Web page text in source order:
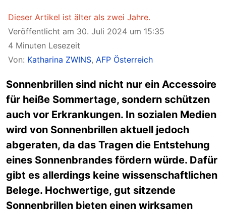
Dieser Artikel ist älter als zwei Jahre.
Veröffentlicht am 30. Juli 2024 um 15:35
4 Minuten Lesezeit
Von: Katharina ZWINS, AFP Österreich
Sonnenbrillen sind nicht nur ein Accessoire
für heiße Sommertage, sondern schützen
auch vor Erkrankungen. In sozialen Medien
wird von Sonnenbrillen aktuell jedoch
abgeraten, da das Tragen die Entstehung
eines Sonnenbrandes fördern würde. Dafür
gibt es allerdings keine wissenschaftlichen
Belege. Hochwertige, gut sitzende
Sonnenbrillen bieten einen wirksamen